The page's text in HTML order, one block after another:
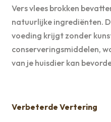
Vers vlees brokken
natuurlijke ingrediënten.
voeding krijgt zonder
conserveringsmiddelen,
van je huisdier kan
Verbeterde Vertering